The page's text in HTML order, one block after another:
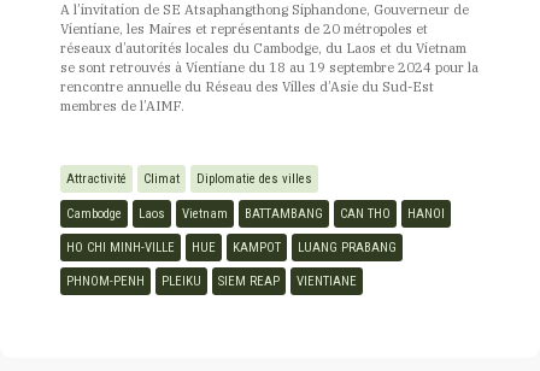
A l’invitation de SE Atsaphangthong Siphandone, Gouverneur de
Vientiane, les Maires et représentants de 20 métropoles et
réseaux d’autorités locales du Cambodge, du Laos et du Vietnam
se sont retrouvés à Vientiane du 18 au 19 septembre 2024 pour la
rencontre annuelle du Réseau des Villes d’Asie du Sud-Est
membres de l’AIMF.
Attractivité Climat Diplomatie des villes
Cambodge Laos Vietnam BATTAMBANG CAN THO HANOI
HO CHI MINH-VILLE HUE KAMPOT LUANG PRABANG
PHNOM-PENH PLEIKU SIEM REAP VIENTIANE